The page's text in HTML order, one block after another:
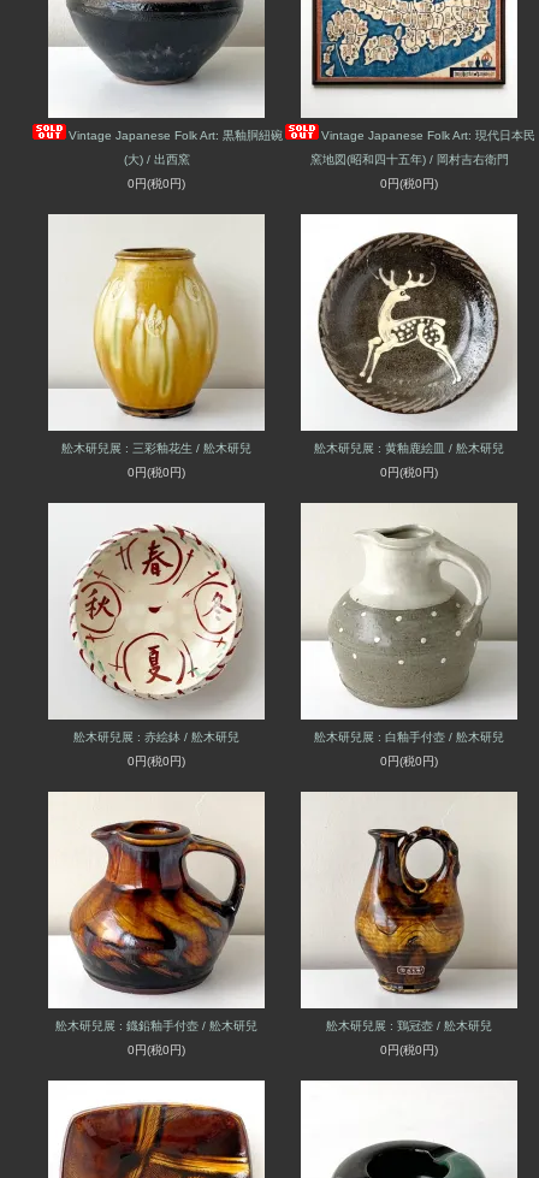
Vintage Japanese Folk Art: 黒釉胴紐碗
(大) / 出西窯
0円(税0円)
Vintage Japanese Folk Art: 現代日本民
窯地図(昭和四十五年) / 岡村吉右衛門
0円(税0円)
舩木研兒展 : 三彩釉花生 / 舩木研兒
0円(税0円)
舩木研兒展 : 黄釉鹿絵皿 / 舩木研兒
0円(税0円)
舩木研兒展 : 赤絵鉢 / 舩木研兒
0円(税0円)
舩木研兒展 : 白釉手付壺 / 舩木研兒
0円(税0円)
舩木研兒展 : 鐡鉛釉手付壺 / 舩木研兒
0円(税0円)
舩木研兒展 : 鶏冠壺 / 舩木研兒
0円(税0円)